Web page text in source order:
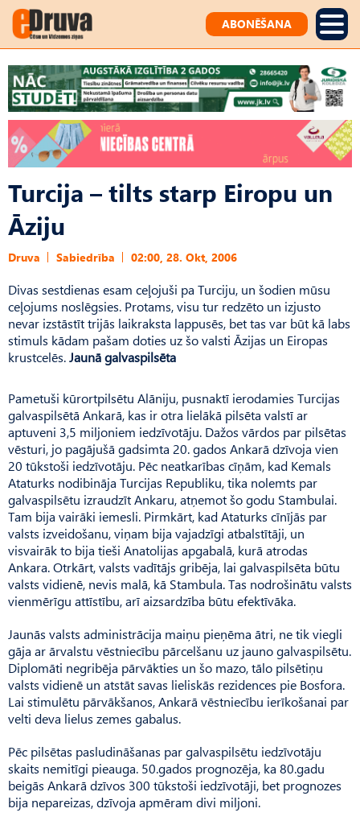
ABONĒŠANA
Turcija – tilts starp Eiropu un
Āziju
Druva Sabiedrība 02:00, 28. Okt, 2006
Divas sestdienas esam ceļojuši pa Turciju, un šodien mūsu
ceļojums noslēgsies. Protams, visu tur redzēto un izjusto
nevar izstāstīt trijās laikraksta lappusēs, bet tas var būt kā labs
stimuls kādam pašam doties uz šo valsti Āzijas un Eiropas
krustcelēs.Jaunā galvaspilsēta
Pametuši kūrortpilsētu Alāniju, pusnaktī ierodamies Turcijas
galvaspilsētā Ankarā, kas ir otra lielākā pilsēta valstī ar
aptuveni 3,5 miljoniem iedzīvotāju. Dažos vārdos par pilsētas
vēsturi, jo pagājušā gadsimta 20. gados Ankarā dzīvoja vien
20 tūkstoši iedzīvotāju. Pēc neatkarības cīņām, kad Kemals
Ataturks nodibināja Turcijas Republiku, tika nolemts par
galvaspilsētu izraudzīt Ankaru, atņemot šo godu Stambulai.
Tam bija vairāki iemesli. Pirmkārt, kad Ataturks cīnījās par
valsts izveidošanu, viņam bija vajadzīgi atbalstītāji, un
visvairāk to bija tieši Anatolijas apgabalā, kurā atrodas
Ankara. Otrkārt, valsts vadītājs gribēja, lai galvaspilsēta būtu
valsts vidienē, nevis malā, kā Stambula. Tas nodrošinātu valsts
vienmērīgu attīstību, arī aizsardzība būtu efektīvāka.
Jaunās valsts administrācija maiņu pieņēma ātri, ne tik viegli
gāja ar ārvalstu vēstniecību pārcelšanu uz jauno galvaspilsētu.
Diplomāti negribēja pārvākties un šo mazo, tālo pilsētiņu
valsts vidienē un atstāt savas lieliskās rezidences pie Bosfora.
Lai stimulētu pārvākšanos, Ankarā vēstniecību ierīkošanai par
velti deva lielus zemes gabalus.
Pēc pilsētas pasludināšanas par galvaspilsētu iedzīvotāju
skaits nemitīgi pieauga. 50.gados prognozēja, ka 80.gadu
beigās Ankarā dzīvos 300 tūkstoši iedzīvotāji, bet prognozes
bija nepareizas, dzīvoja apmēram divi miljoni.